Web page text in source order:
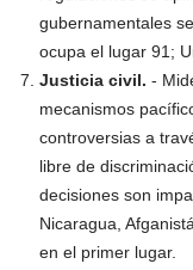
gubernamentales
ocupa el lugar 91;
Justicia civil. -
mecanismos
controversias a
libre de
decisiones son
Nicaragua,
en el primer lugar.